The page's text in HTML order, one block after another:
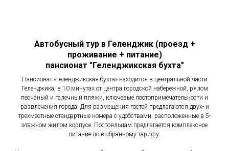
Автобусный тур в Геленджик (проезд +
проживание + питание)
пансионат "Геленджикская бухта"
Пансионат «Геленджикская бухта» находится в центральной части
Геленджика, в 10 минутах от центра городской набережной, рялом
песчаный и галечный пляжи, ключевые лостопримечательности и
развлечения города. Для размещения гостей предлагаются двух- и
трехместные стандартные номера с удобствами, расположенные в 5-
этажном жилом корпусе. Постояльцам предлагается комплексное
питание по выбранному тарифу.